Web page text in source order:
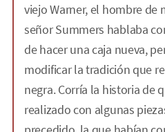
viejo Warner, el hombre de
señor Summers hablaba
de hacer una caja nueva,
modificar la tradición que
negra. Corría la historia de
realizado con algunas